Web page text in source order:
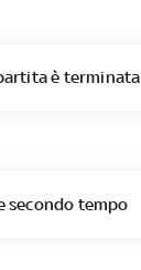
è terminata
secondo tempo